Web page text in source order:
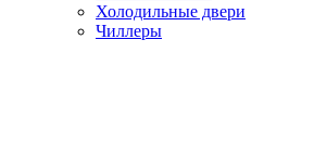
Холодильные двери
Чиллеры